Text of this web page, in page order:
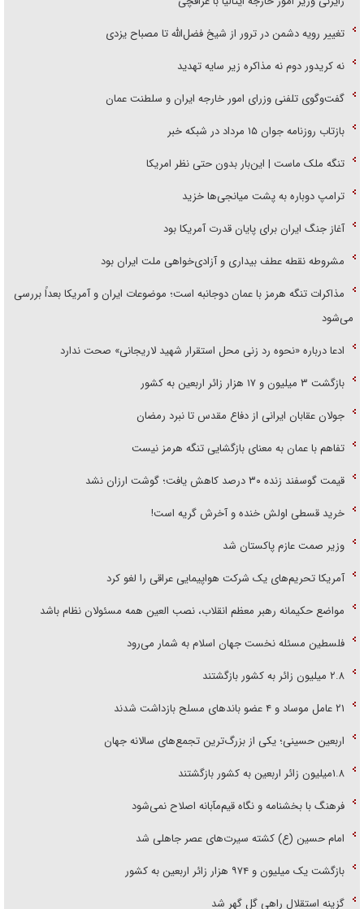
تغییر رویه دشمن در ترور از شیخ فضل‌الله تا مصباح یزدی
نه کریدور دوم نه مذاکره زیر سایه تهدید
گفت‌وگوی تلفنی وزرای امور خارجه ایران و سلطنت عمان
بازتاب روزنامه جوان ۱۵ مرداد در شبکه خبر
تنگه ملک ماست | این‌بار بدون حتی نظر امریکا
ترامپ دوباره به پشت میانجی‌ها خزید
آغاز جنگ ایران برای پایان قدرت آمریکا بود
مشروطه نقطه عطف بیداری و آزادی‌خواهی ملت ایران بود
مذاکرات تنگه هرمز با عمان دوجانبه است؛ موضوعات ایران و آمریکا بعداً بررسی
می‌شود
ادعا درباره «نحوه رد زنی محل استقرار شهید لاریجانی» صحت ندارد
بازگشت ۳ میلیون و ۱۷ هزار زائر اربعین به کشور
جولان عقابان ایرانی از دفاع مقدس تا نبرد رمضان
تفاهم با عمان به معنای بازگشایی تنگه هرمز نیست
قیمت گوسفند زنده ۳۰ درصد کاهش یافت؛ گوشت ارزان نشد
خرید قسطی اولش خنده و آخرش گریه است!
وزیر صمت عازم پاکستان شد
آمریکا تحریم‌های یک شرکت هواپیمایی عراقی را لغو کرد
مواضع حکیمانه رهبر معظم انقلاب، نصب العین همه مسئولان نظام باشد
فلسطین مسئله نخست جهان اسلام به شمار می‌رود
۲.۸ میلیون زائر به کشور بازگشتند
۲۱ عامل موساد و ۴ عضو باند‌های مسلح بازداشت شدند
اربعین حسینی؛ یکی از بزرگ‌ترین تجمع‌های سالانه جهان
۱.۸میلیون زائر اربعین به کشور بازگشتند
فرهنگ با بخشنامه و نگاه قیم‌مآبانه اصلاح نمی‌شود
امام حسین (ع) کشته سیرت‌های عصر جاهلی شد
بازگشت یک میلیون و ۹۷۴ هزار زائر اربعین به کشور
گزینه استقلال راهی گل گهر شد